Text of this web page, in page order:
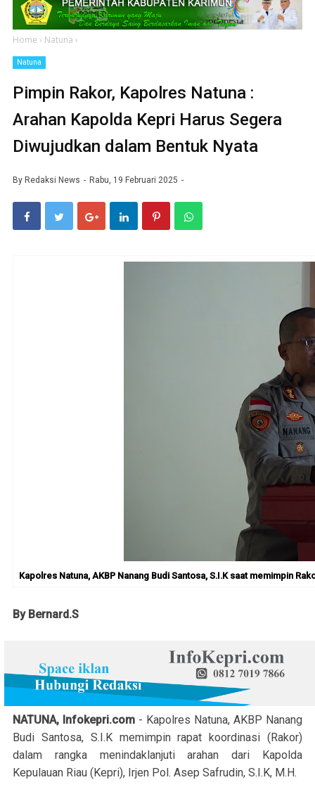
Home › Natuna ›
Natuna
Pimpin Rakor, Kapolres Natuna :
Arahan Kapolda Kepri Harus Segera
Diwujudkan dalam Bentuk Nyata
By Redaksi News Rabu, 19 Februari 2025
Kapolres Natuna, AKBP Nanang Budi Santosa, S.I.K saat memimpin
By Bernard.S
NATUNA, Infokepri.com - Kapolres Natuna, AKBP Nanang
Budi Santosa, S.I.K memimpin rapat koordinasi (Rakor)
dalam rangka menindaklanjuti arahan dari Kapolda
Kepulauan Riau (Kepri), Irjen Pol. Asep Safrudin, S.I.K, M.H.